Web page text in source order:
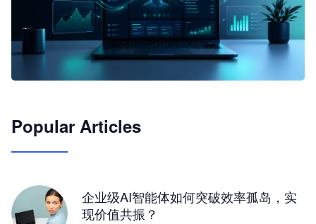
JimoClaw 桌面 AI Agent 工作台
Popular Articles
企业级AI智能体如何突破效率孤岛，实
现价值共振？